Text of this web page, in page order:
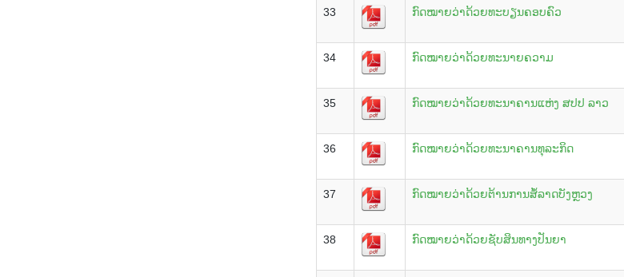
33 ກົດໝາຍວ່າດ້ວຍທະບຽນຄອບຄົວ
34 ກົດໝາຍວ່າດ້ວຍທະນາຍຄວາມ
35 ກົດໝາຍວ່າດ້ວຍທະນາຄານແຫ່ງ ສປປ ລາວ
36 ກົດໝາຍວ່າດ້ວຍທະນາຄານທຸລະກິດ
37 ກົດໝາຍວ່າດ້ວຍຕ້ານການສໍ້ລາດບັງຫຼວງ
38 ກົດໝາຍວ່າດ້ວຍຊັບສິນທາງປັນຍາ